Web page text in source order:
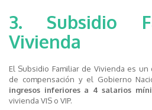
3. Subsidio
Vivienda
El Subsidio Familiar de Vivienda es
de compensación y el Gobierno
ingresos inferiores a 4 salarios
vivienda VIS o VIP.